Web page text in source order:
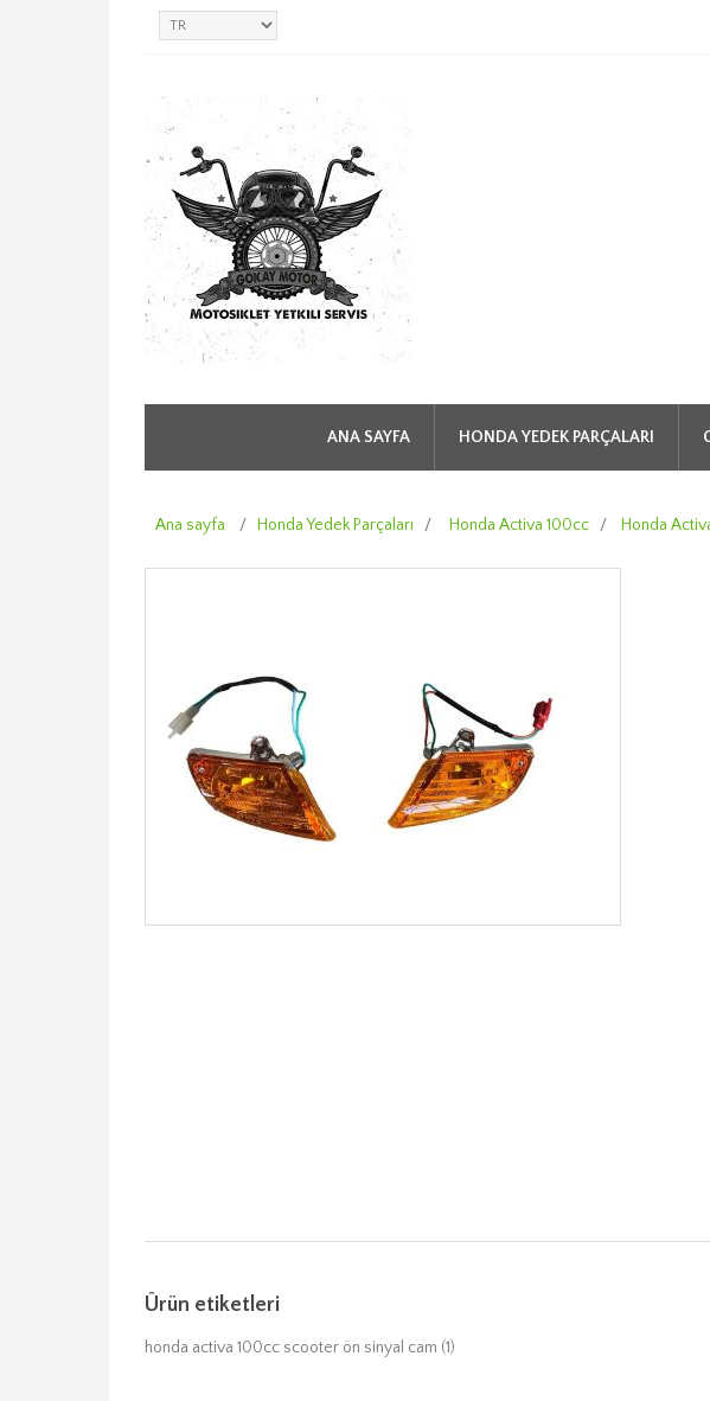
ANA SAYFA HONDA YEDEK PARÇALARI
Ana sayfa / Honda Yedek Parçaları / Honda Activa 100cc / Honda
Ürün etiketleri
honda activa 100cc scooter ön sinyal cam (1)